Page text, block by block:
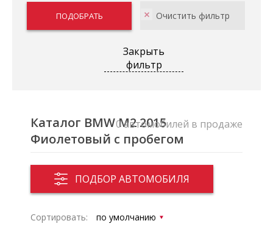
Закрыть
фильтр
Каталог BMW M2 2015
Фиолетовый с пробегом
ПОДБОР АВТОМОБИЛЯ
0 автомобилей в продаже
Сортировать: